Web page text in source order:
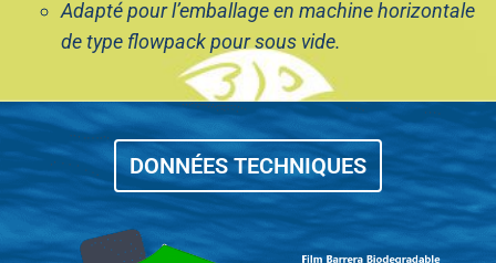
Adapté pour l’emballage en machine horizontale
de type flowpack pour sous vide.
DONNÉES TECHNIQUES